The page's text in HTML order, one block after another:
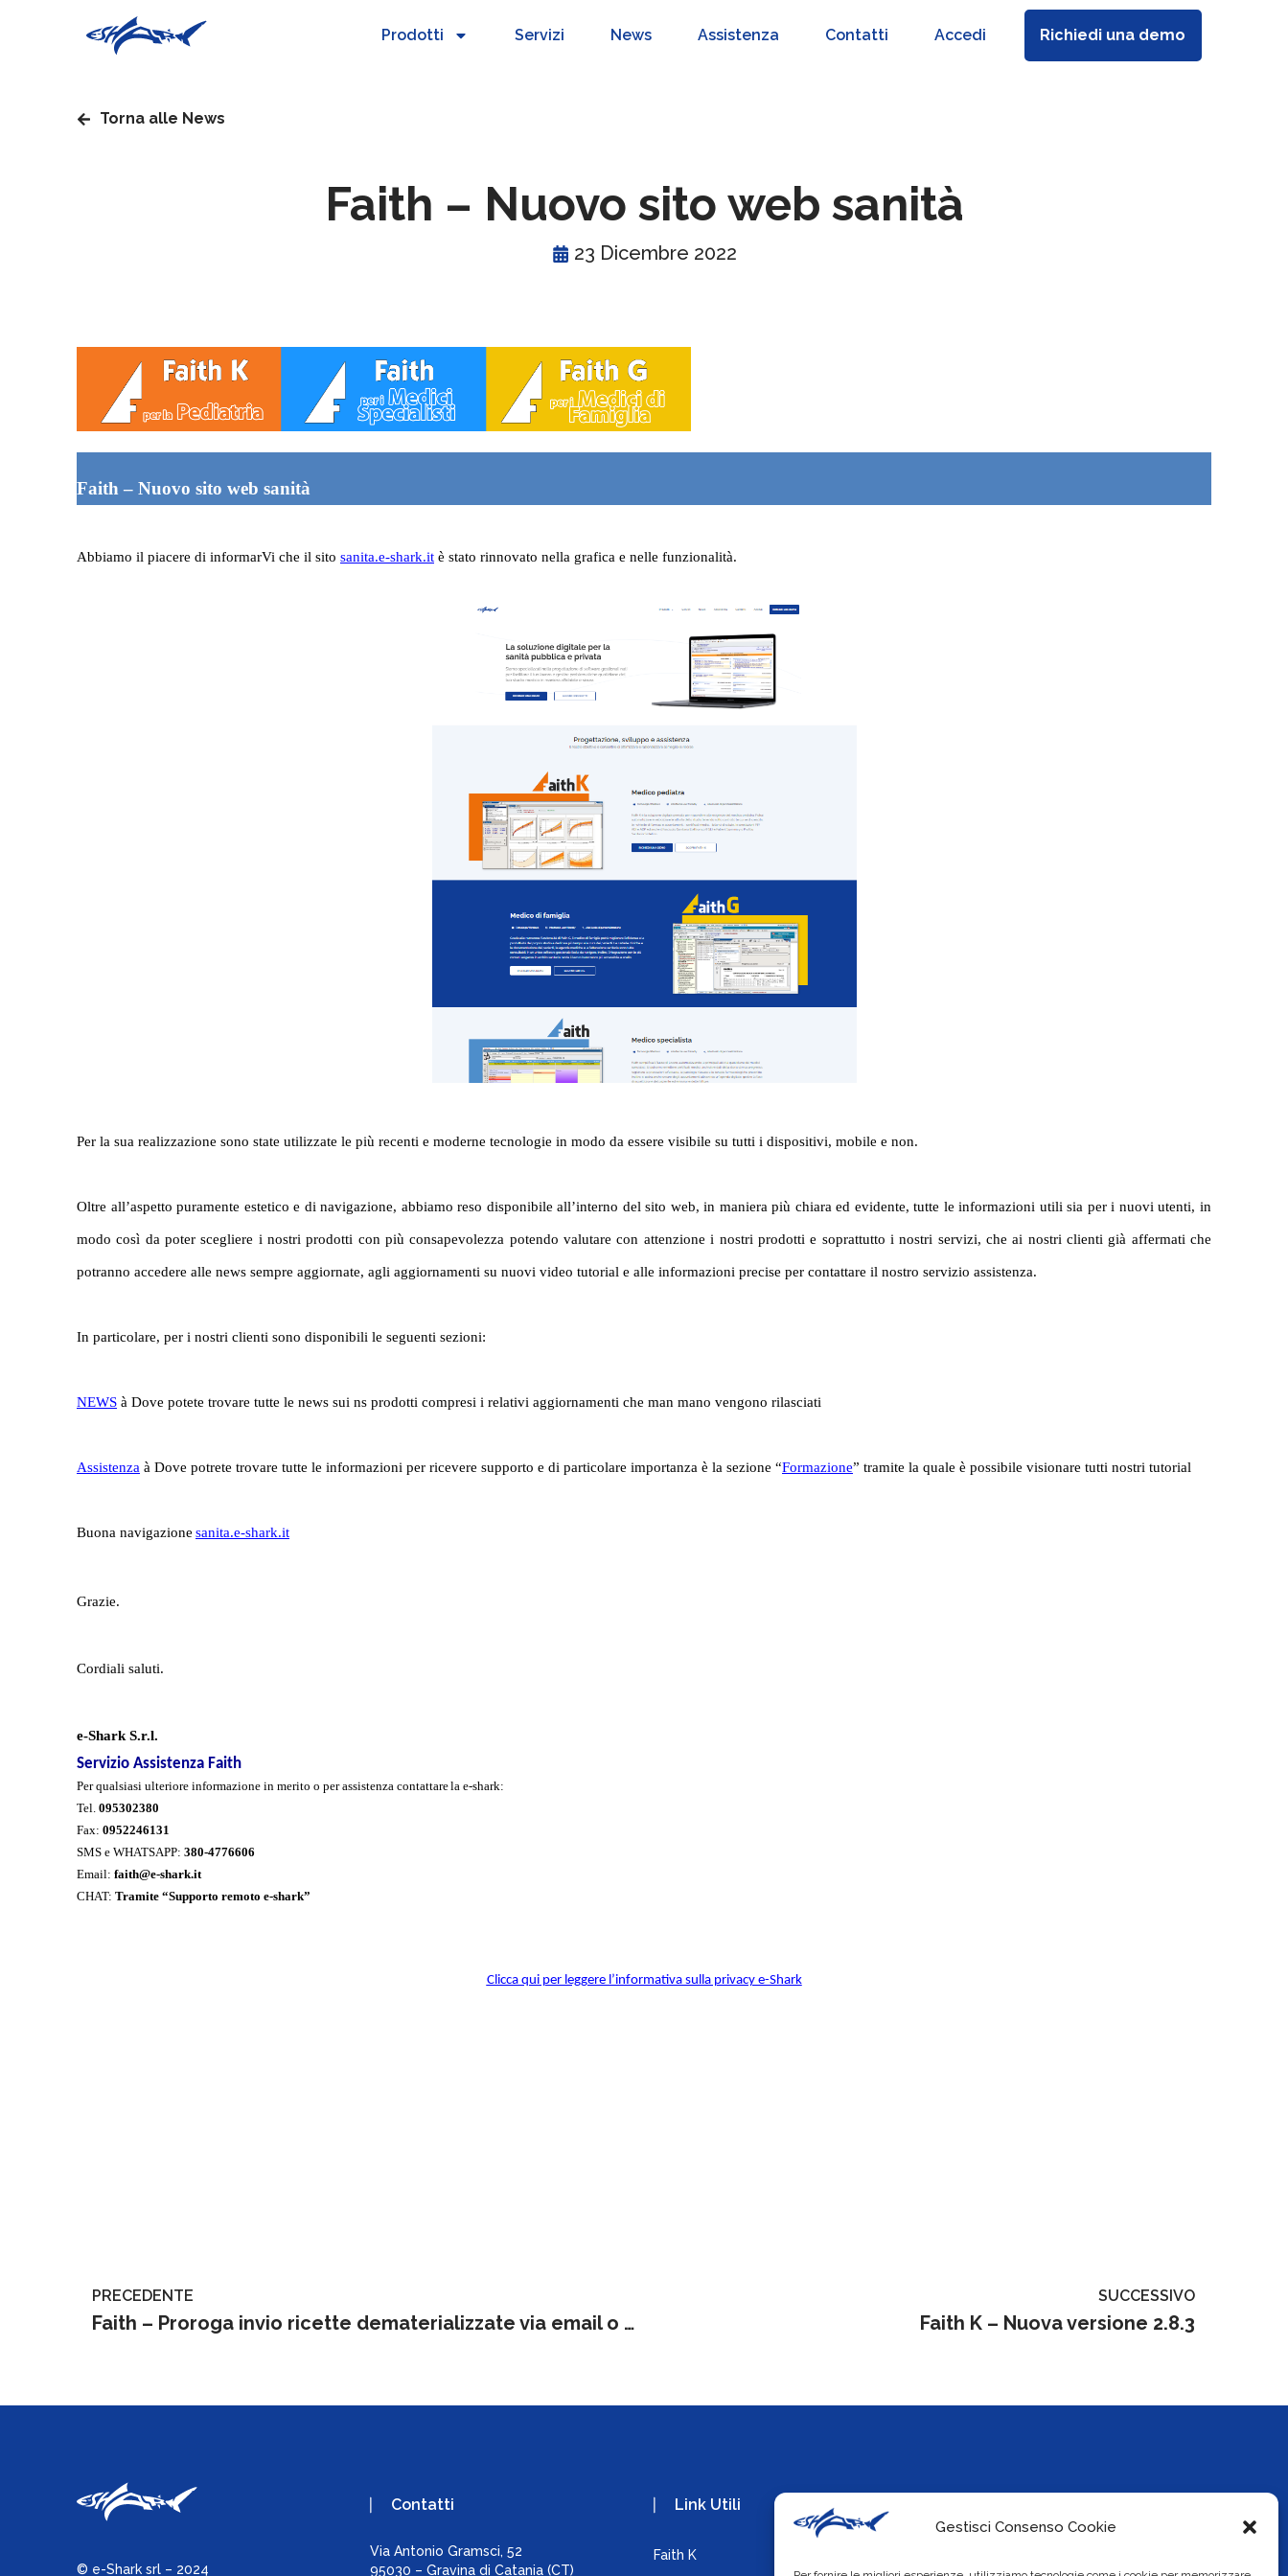
Gestisci Consenso Cookie
Prodotti Servizi News Assistenza Contatti Accedi Richiedi una demo
Torna alle News
Faith – Nuovo sito web sanità
23 Dicembre 2022
Faith – Nuovo sito web sanità
Abbiamo il piacere di informarVi che il sito sanita.e-shark.it è stato rinnovato nella grafica e nelle funzionalità.
Per la sua realizzazione sono state utilizzate le più recenti e moderne tecnologie in modo da essere visibile su tutti i dispositivi, mobile e non.
Oltre all’aspetto puramente estetico e di navigazione, abbiamo reso disponibile all’interno del sito web, in maniera più chiara ed evidente, tutte le informazioni utili sia per i nuovi utenti, in
modo così da poter scegliere i nostri prodotti con più consapevolezza potendo valutare con attenzione i nostri prodotti e soprattutto i nostri servizi, che ai nostri clienti già affermati che
potranno accedere alle news sempre aggiornate, agli aggiornamenti su nuovi video tutorial e alle informazioni precise per contattare il nostro servizio assistenza.
In particolare, per i nostri clienti sono disponibili le seguenti sezioni:
NEWS à Dove potete trovare tutte le news sui ns prodotti compresi i relativi aggiornamenti che man mano vengono rilasciati
Assistenza à Dove potrete trovare tutte le informazioni per ricevere supporto e di particolare importanza è la sezione “Formazione” tramite la quale è possibile visionare tutti nostri tutorial
Buona navigazione sanita.e-shark.it
Grazie.
Cordiali saluti.
e-Shark S.r.l.
Servizio Assistenza Faith
Per qualsiasi ulteriore informazione in merito o per assistenza contattarela e-shark:
Tel. 095302380
Fax: 0952246131
SMS e WHATSAPP: 380-4776606
Email: faith@e-shark.it
CHAT: Tramite “Supporto remoto e-shark”
Clicca qui per leggere l’informativa sulla privacy e-Shark
PRECEDENTE
Faith – Proroga invio ricette dematerializzate via email o SMS
SUCCESSIVO
Faith K – Nuova versione 2.8.3
© e-Shark srl – 2024
Contatti
Via Antonio Gramsci, 52
95030 – Gravina di Catania (CT)
Link Utili
Faith K